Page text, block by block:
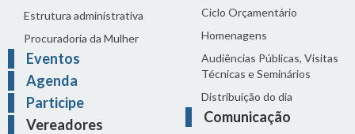
Estrutura administrativa
Procuradoria da Mulher
Eventos
Agenda
Participe
Vereadores
Ciclo Orçamentário
Homenagens
Audiências Públicas, Visitas
Técnicas e Seminários
Distribuição do dia
Comunicação